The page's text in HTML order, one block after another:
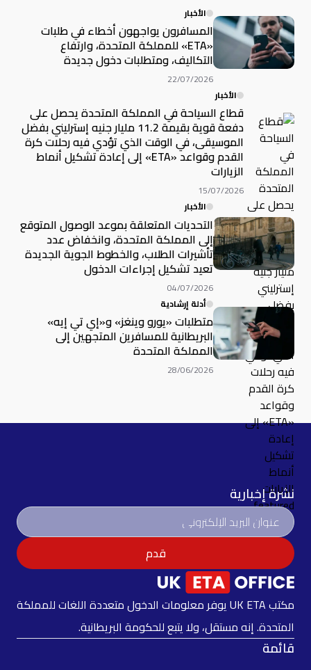
الأخبار
المسافرون يواجهون أخطاء في طلبات
«ETA» للمملكة المتحدة، وارتفاع
التكاليف، ومتطلبات دخول جديدة
22/07/2026
الأخبار
قطاع السياحة في المملكة المتحدة يحصل على
دفعة قوية بقيمة 11.2 مليار جنيه إسترليني بفضل
الموسيقى، في الوقت الذي تؤدي فيه رحلات كرة
القدم وقواعد «ETA» إلى إعادة تشكيل أنماط
الزيارات
15/07/2026
الأخبار
التحديات المتعلقة بموعد الوصول المتوقع
إلى المملكة المتحدة، وانخفاض عدد
تأشيرات الطلاب، والخطوط الجوية الجديدة
تعيد تشكيل إجراءات الدخول
04/07/2026
أدلة إرشادية
متطلبات «يورو وينغز» و«إي تي إيه»
البريطانية للمسافرين المتجهين إلى
المملكة المتحدة
28/06/2026
نشرة إخبارية
قدم
مكتب UK ETA يوفر معلومات الدخول متعددة اللغات للمملكة
المتحدة. إنه مستقل، ولا يتبع للحكومة البريطانية.
قائمة